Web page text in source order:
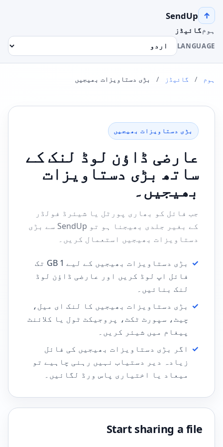
↑
SendUp
ہومگائیڈز
LANGUAGE
ہوم / گائیڈز / بڑی دستاویزات بھیجیں
بڑی دستاویزات بھیجیں
عارضی ڈاؤن لوڈ لنک کے
ساتھ بڑی دستاویزات
بھیجیں۔
جب فائل کو بھاری پورٹل یا شیئرڈ فولڈر
کے بغیر جلدی بھیجنا ہو تو SendUp سے بڑی
دستاویزات بھیجیں استعمال کریں۔
✓
بڑی دستاویزات بھیجیں کے لیے 1 GB تک
فائل اپ لوڈ کریں اور عارضی ڈاؤن لوڈ
لنک بنائیں۔
✓ بڑی دستاویزات بھیجیں کا لنک ای میل،
چیٹ، سپورٹ ٹکٹ، پروجیکٹ ٹول یا کلائنٹ
پیغام میں شیئر کریں۔
✓ اگر بڑی دستاویزات بھیجیں کی فائل
زیادہ دیر دستیاب نہیں رہنی چاہیے تو
میعاد یا اختیاری پاس ورڈ لگائیں۔
Start sharing a file